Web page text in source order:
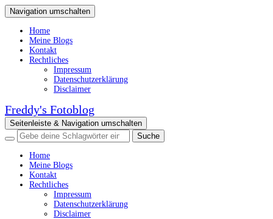
Navigation umschalten
Home
Meine Blogs
Kontakt
Rechtliches
Impressum
Datenschutzerklärung
Disclaimer
Freddy's Fotoblog
Seitenleiste & Navigation umschalten
Home
Meine Blogs
Kontakt
Rechtliches
Impressum
Datenschutzerklärung
Disclaimer